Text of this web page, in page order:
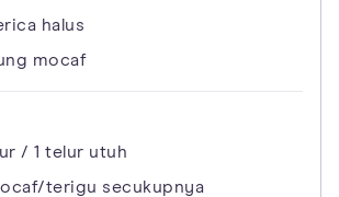
halus
mocaf
/ 1 telur utuh
terigu secukupnya